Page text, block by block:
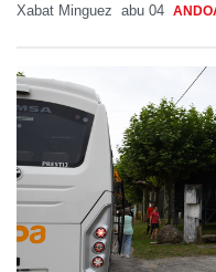
Xabat Minguez abu 04